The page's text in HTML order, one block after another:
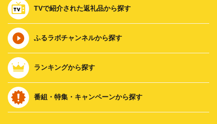
TVで紹介された返礼品から探す
ふるラボチャンネルから探す
ランキングから探す
番組・特集・キャンペーンから探す